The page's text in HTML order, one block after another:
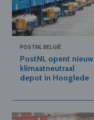
POSTNL BELGIË
PostNL opent nieuw
klimaatneutraal
depot in Hooglede